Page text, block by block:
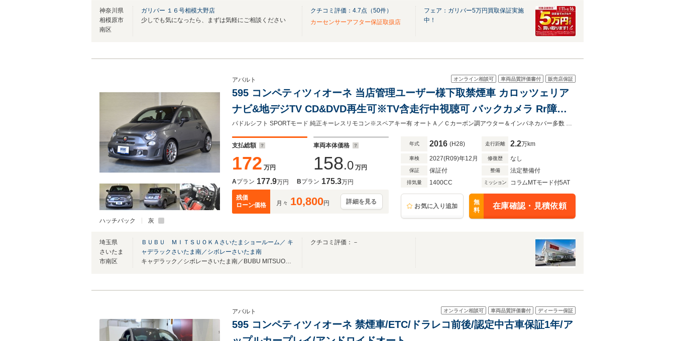
神奈川県
相模原市
南区
ガリバー １６号相模大野店
少しでも気になったら、まずは気軽にご相談ください
クチコミ評価： 4.7点（50件）
カーセンサーアフター保証取扱店
フェア：ガリバー5万円買取保証実施
中！
ハッチバック 灰
オンライン相談可 車両品質評価書付 販売店保証
アバルト
595 コンペティツィオーネ 当店管理ユーザー様下取禁煙車 カロッツェリア
ナビ&地デジTV CD&DVD再生可※TV含走行中視聴可 バックカメラ Rr障害
物センサー ETC車載器 バイキセノンH/L Bremboブレーキ サーベルトシー
ト 純正17インチAW 記録簿
パドルシフト SPORTモード 純正キーレスリモコン※スペアキー有 オートＡ／Ｃカーボン調アウター＆インパネカバー多数 アルミペダル 取り扱い説明書等完備 フォグランプ パワーウィンド
支払総額
172 万円
車両本体価格
158.0 万円
Aプラン 177.9万円 Bプラン 175.3万円
残価
ローン価格
月々 10,800円 詳細を見る
年式 2016 (H28) 走行距離 2.2万km
車検 2027(R09)年12月 修復歴 なし
保証 保証付 整備 法定整備付
排気量 1400CC ミッション コラムMTモード付5AT
お気に入り追加
無
料
在庫確認・見積依頼
埼玉県
さいたま
市南区
ＢＵＢＵ ＭＩＴＳＵＯＫＡさいたまショールーム／ キ
ャデラックさいたま南／シボレーさいたま南
キャデラック／シボレーさいたま南／BUBU MITSUOKAさいたま
クチコミ評価：－
オンライン相談可 車両品質評価書付 ディーラー保証
アバルト
595 コンペティツィオーネ 禁煙車/ETC/ドラレコ前後/認定中古車保証1年/ア